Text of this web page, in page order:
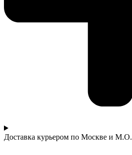
Доставка курьером по Москве и М.О.